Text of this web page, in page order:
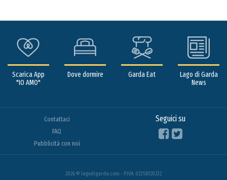
Scarica App
"IO AMO"
Dove dormire Garda Eat
Lago di Garda
News
Contattaci
FAQ
Pubblicità con noi
Seguici su
2026 © lagodigarda.com - P.IVA: 02358120232